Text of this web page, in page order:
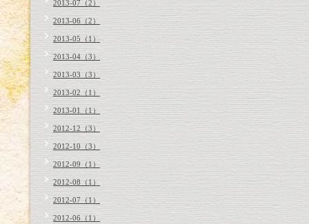
2013-07（2）
2013-06（2）
2013-05（1）
2013-04（3）
2013-03（3）
2013-02（1）
2013-01（1）
2012-12（3）
2012-10（3）
2012-09（1）
2012-08（1）
2012-07（1）
2012-06（1）